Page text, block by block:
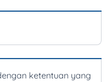
ketentuan yang